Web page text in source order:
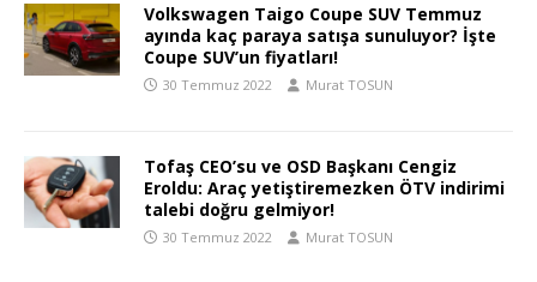
Volkswagen Taigo Coupe SUV Temmuz
ayında kaç paraya satışa sunuluyor? İşte
Coupe SUV’un fiyatları!
30 Temmuz 2022 Murat TOSUN
Tofaş CEO’su ve OSD Başkanı Cengiz
Eroldu: Araç yetiştiremezken ÖTV indirimi
talebi doğru gelmiyor!
30 Temmuz 2022 Murat TOSUN